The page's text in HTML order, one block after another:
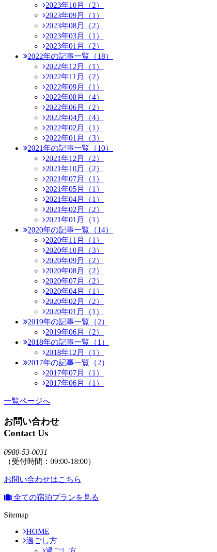
2023年10月（2）
2023年09月（1）
2023年08月（2）
2023年03月（1）
2023年01月（2）
2022年の記事一覧（18）
2022年12月（1）
2022年11月（2）
2022年09月（1）
2022年08月（4）
2022年06月（2）
2022年04月（4）
2022年02月（1）
2022年01月（3）
2021年の記事一覧（10）
2021年12月（2）
2021年10月（2）
2021年07月（1）
2021年05月（1）
2021年04月（1）
2021年02月（2）
2021年01月（1）
2020年の記事一覧（14）
2020年11月（1）
2020年10月（3）
2020年09月（2）
2020年08月（2）
2020年07月（2）
2020年04月（1）
2020年02月（2）
2020年01月（1）
2019年の記事一覧（2）
2019年06月（2）
2018年の記事一覧（1）
2018年12月（1）
2017年の記事一覧（2）
2017年07月（1）
2017年06月（1）
一覧ページへ
お問い合わせ
Contact Us
0980-53-0031
（受付時間：09:00-18:00）
お問い合わせはこちら
全ての宿泊プランを見る
Sitemap
HOME
過ごし方